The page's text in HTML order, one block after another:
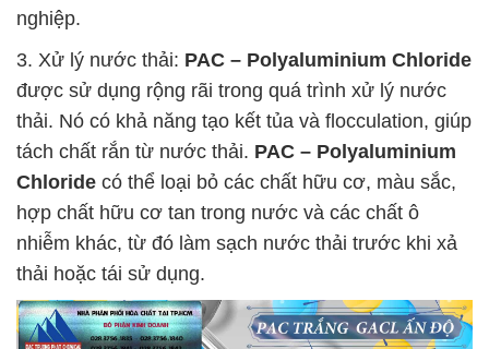
nghiệp.
3. Xử lý nước thải: PAC – Polyaluminium Chloride
được sử dụng rộng rãi trong quá trình xử lý nước
thải. Nó có khả năng tạo kết tủa và flocculation, giúp
tách chất rắn từ nước thải. PAC – Polyaluminium
Chloride có thể loại bỏ các chất hữu cơ, màu sắc,
hợp chất hữu cơ tan trong nước và các chất ô
nhiễm khác, từ đó làm sạch nước thải trước khi xả
thải hoặc tái sử dụng.